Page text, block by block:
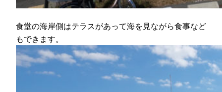
食堂の海岸側はテラスがあって海を見ながら食事など
もできます。